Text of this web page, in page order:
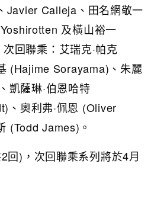
Javier Calleja、田名網敬一
及橫山裕一
回聯乘：艾瑞克·帕克
(Hajime Sorayama)、朱麗
凱薩琳·伯恩哈特
、奧利弗·佩恩 (Oliver
(Todd James)。
回)，次回聯乘系列將於4月